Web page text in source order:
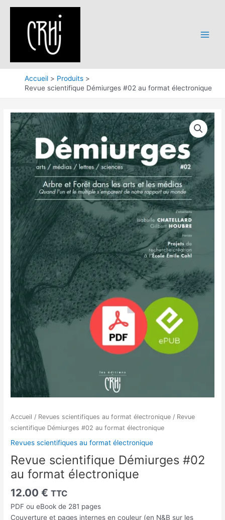
Accueil
Produits
Revue scientifique Démiurges #02 au format électronique
Accueil / Revues scientifiques au format électronique / Revue
scientifique Démiurges #02 au format électronique
Revues scientifiques au format électronique
Revue scientifique Démiurges #02
au format électronique
12.00€ TTC
PDF ou eBook de 281 pages
Couverture et pages internes en couleur (en N&B sur les